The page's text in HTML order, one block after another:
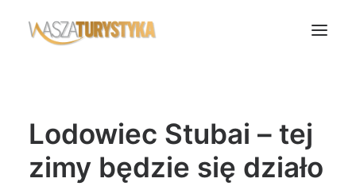
Biura podróży
Transport
Noclegi
Lodowiec Stubai – tej
zimy będzie się działo